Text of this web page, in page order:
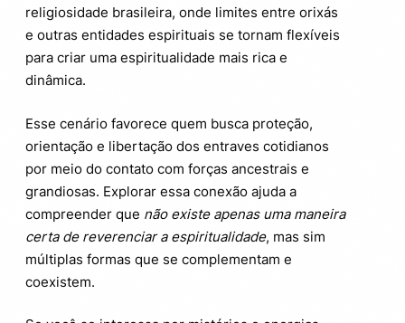
religiosidade brasileira, onde limites entre orixás
e outras entidades espirituais se tornam flexíveis
para criar uma espiritualidade mais rica e
dinâmica.
Esse cenário favorece quem busca proteção,
orientação e libertação dos entraves cotidianos
por meio do contato com forças ancestrais e
grandiosas. Explorar essa conexão ajuda a
compreender que não existe apenas uma maneira
certa de reverenciar a espiritualidade, mas sim
múltiplas formas que se complementam e
coexistem.